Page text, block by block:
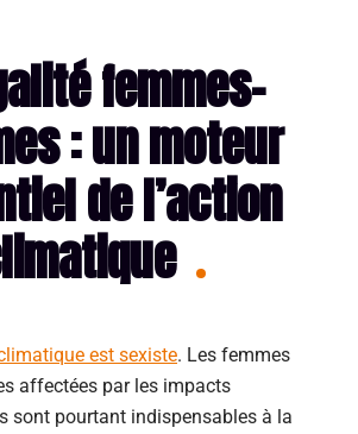
femmes-
: un moteur
de l’action
est sexiste. Les femmes
affectées par les impacts
sont pourtant indispensables à la